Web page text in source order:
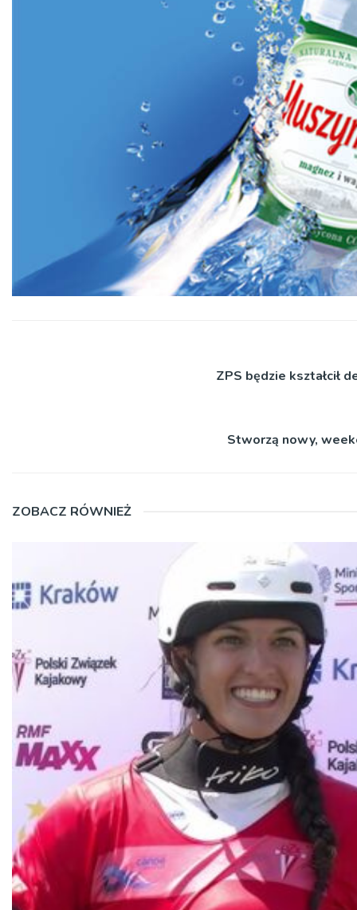
ZPS będzie kształcił
Stworzą nowy,
ZOBACZ RÓWNIEŻ